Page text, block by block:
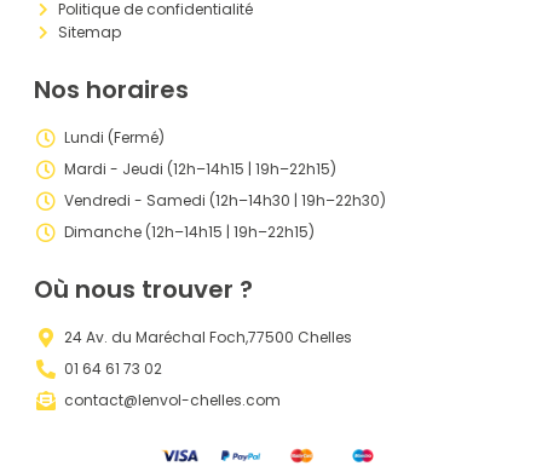
Politique de confidentialité
Sitemap
Nos horaires
Lundi (Fermé)
Mardi - Jeudi (12h–14h15 | 19h–22h15)
Vendredi - Samedi (12h–14h30 | 19h–22h30)
Dimanche (12h–14h15 | 19h–22h15)
Où nous trouver ?
24 Av. du Maréchal Foch,77500 Chelles
01 64 61 73 02
contact@lenvol-chelles.com